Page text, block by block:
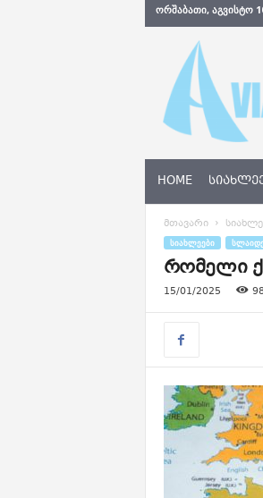
ᲝᲠᲨᲐᲑᲐᲗᲘ, ᲐᲒᲕᲘᲡᲢᲝ
N
w
s
e
HOME
მთავარი
ᲡᲘᲐᲮᲚᲔᲔᲑᲘ
რომელი
15/01/2025